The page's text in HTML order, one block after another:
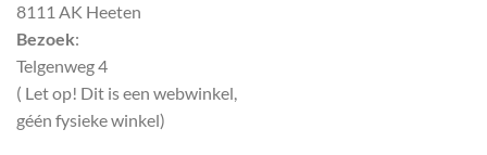
8111 AK Heeten
Bezoek:
Telgenweg 4
( Let op! Dit is een webwinkel,
géén fysieke winkel)